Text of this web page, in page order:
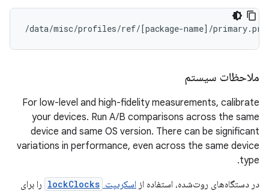
/data/misc/profiles/ref/[package-name]
ملاحظات سیستم
For low-level and high-fidelity measurements, calibrate
your devices. Run A/B comparisons across the same
device and same OS version. There can be significant
variations in performance, even across the same device
type.
در دستگاه‌های روت‌شده، استفاده از اسکریپت lockClocks را برای